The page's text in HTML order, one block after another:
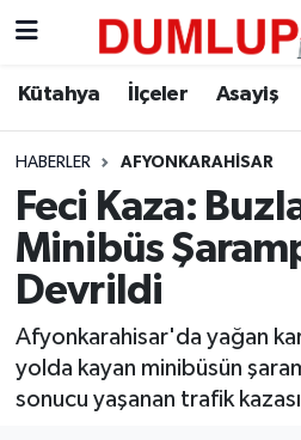
Kütahya İlçeler Asayiş
HABERLER AFYONKARAHISAR
Feci Kaza:
Minibüs
Devrildi
Afyonkarahisar'da yağan
yolda kayan minibüsün
sonucu yaşanan trafik
Asayiş
Diğer
Dünya
Eğitim
Ekonomi
Eleman
Kütahya Hava Durumu
Kütahya Trafik Yoğunluk
Süper Lig Puan Durumu
Tüm Manşetler
Son Dakika Haberleri
Haber Arşivi